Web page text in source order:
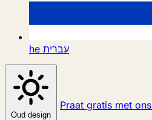
he עברית
Oud design
Praat gratis met ons